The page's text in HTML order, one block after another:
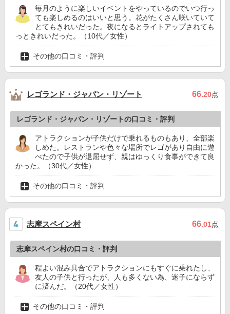
毎月のように楽しいイベントをやっているのでいつ行っ
ても楽しめるのはいいと思う。花がたくさん咲いていて
とてもきれいだった。夜になるとライトアップされても
っときれいだった。（10代／女性）
その他の口コミ・評判
レゴランド・ジャパン・リゾート 66.20点
レゴランド・ジャパン・リゾートの口コミ・評判
アトラクションが子供だけで乗れるものもあり、全部楽
しめた。レストランや色々な場所でレゴがあり自由に遊
べたので子供が退屈せず、親はゆっくり食事ができて良
かった。（30代／女性）
その他の口コミ・評判
志摩スペイン村 66.01点
志摩スペイン村の口コミ・評判
程よい混み具合でアトラクションにもすぐに乗れたし、
友人の子供と行ったが、人も多くない為、迷子にならず
に済んだ。（20代／女性）
その他の口コミ・評判